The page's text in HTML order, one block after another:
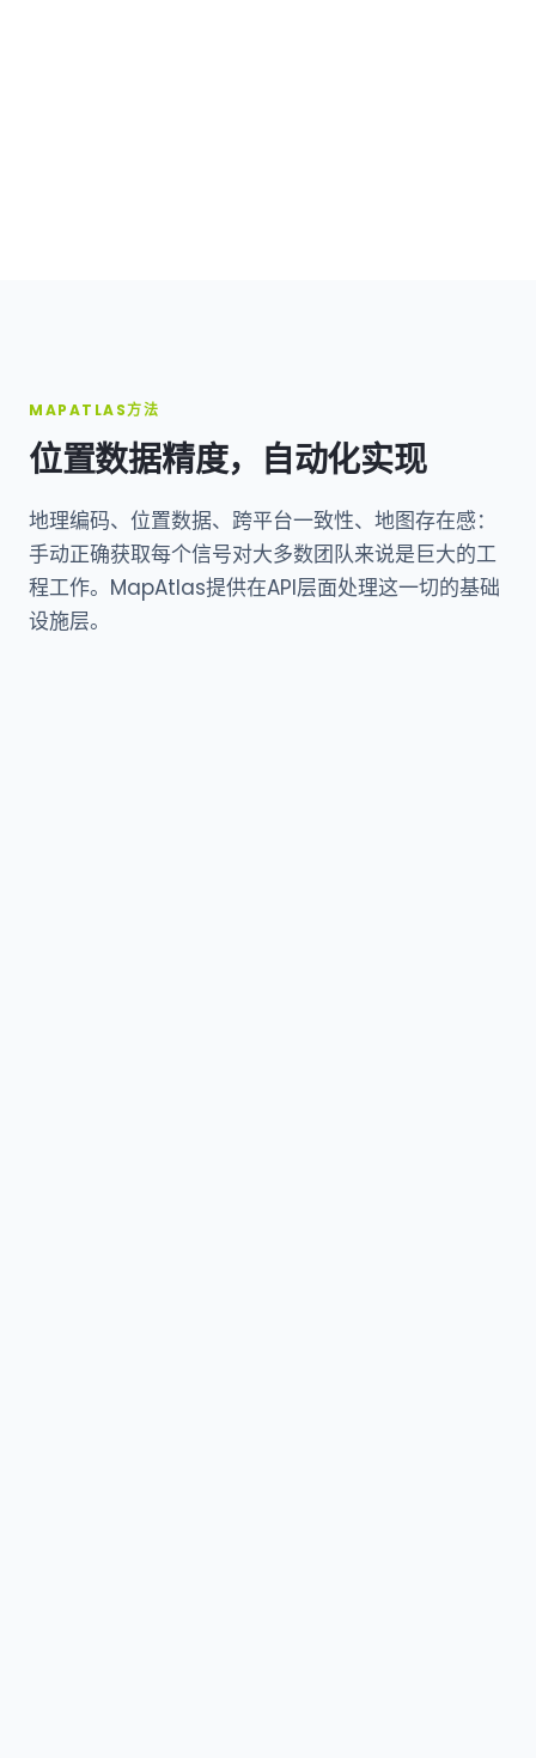
MAPATLAS方法
位置数据精度，自动化实现
地理编码、位置数据、跨平台一致性、地图存在感：
手动正确获取每个信号对大多数团队来说是巨大的工
程工作。MapAtlas提供在API层面处理这一切的基础
设施层。